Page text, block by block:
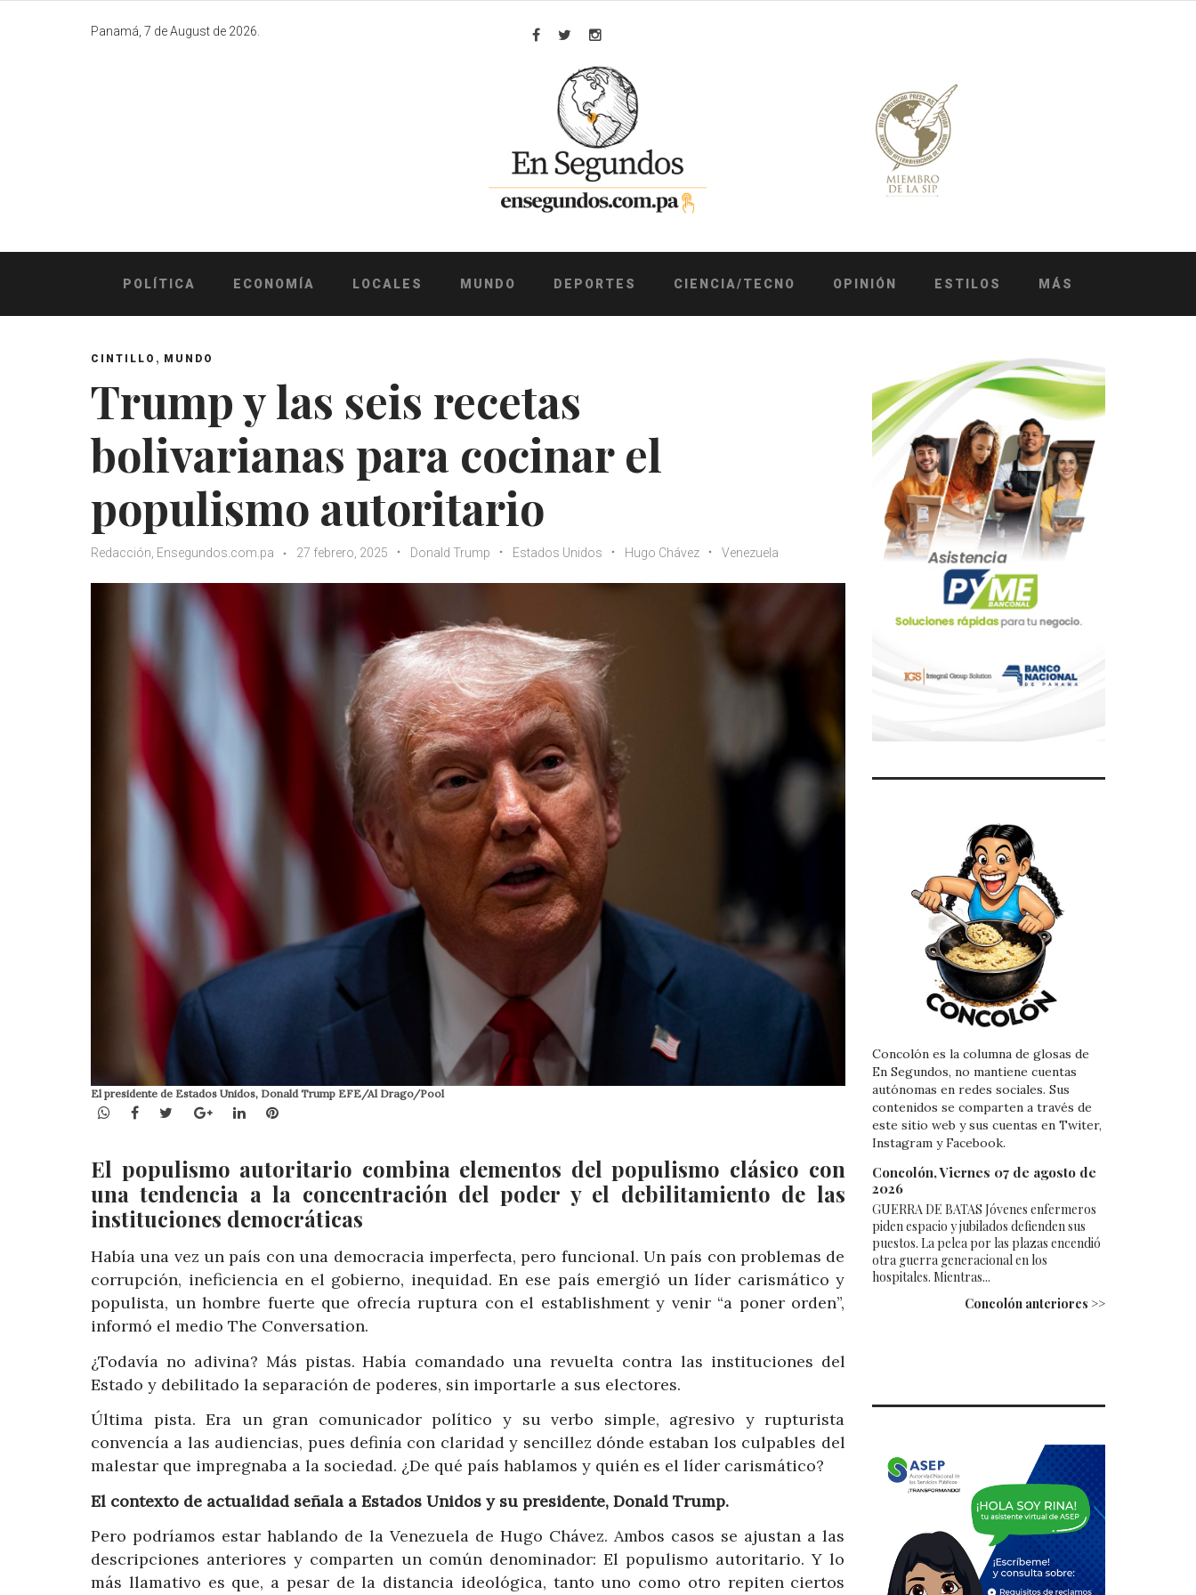
Panamá, 7 de August de 2026.
Facebook
TwitterInstagram
POLÍTICA ECONOMÍA LOCALES MUNDO DEPORTES CIENCIA/TECNO OPINIÓN ESTILOS MÁS
CINTILLO , MUNDO
Trump y las seis recetas
bolivarianas para cocinar el
populismo autoritario
Redacción, Ensegundos.com.pa 27 febrero, 2025 Donald Trump Estados Unidos Hugo Chávez Venezuela
El presidente de Estados Unidos, Donald Trump EFE/Al Drago/Pool
WhatsApp
Facebook
TwitterGoogle+LinkedInPinterest
El populismo autoritario combina elementos del populismo clásico con
una tendencia a la concentración del poder y el debilitamiento de las
instituciones democráticas
Había una vez un país con una democracia imperfecta, pero funcional. Un país con problemas de
corrupción, ineficiencia en el gobierno, inequidad. En ese país emergió un líder carismático y
populista, un hombre fuerte que ofrecía ruptura con el establishment y venir “a poner orden”,
informó el medio The Conversation.
¿Todavía no adivina? Más pistas. Había comandado una revuelta contra las instituciones del
Estado y debilitado la separación de poderes, sin importarle a sus electores.
Última pista. Era un gran comunicador político y su verbo simple, agresivo y rupturista
convencía a las audiencias, pues definía con claridad y sencillez dónde estaban los culpables del
malestar que impregnaba a la sociedad. ¿De qué país hablamos y quién es el líder carismático?
El contexto de actualidad señala a Estados Unidos y su presidente, Donald Trump.
Pero podríamos estar hablando de la Venezuela de Hugo Chávez. Ambos casos se ajustan a las
descripciones anteriores y comparten un común denominador: El populismo autoritario. Y lo
más llamativo es que, a pesar de la distancia ideológica, tanto uno como otro repiten ciertos
Concolón es la columna de glosas de
En Segundos, no mantiene cuentas
autónomas en redes sociales. Sus
contenidos se comparten a través de
este sitio web y sus cuentas en Twiter,
Instagram y Facebook.
Concolón, Viernes 07 de agosto de
2026
GUERRA DE BATAS Jóvenes enfermeros
piden espacio y jubilados defienden sus
puestos. La pelea por las plazas encendió
otra guerra generacional en los
hospitales. Mientras...
Concolón anteriores >>